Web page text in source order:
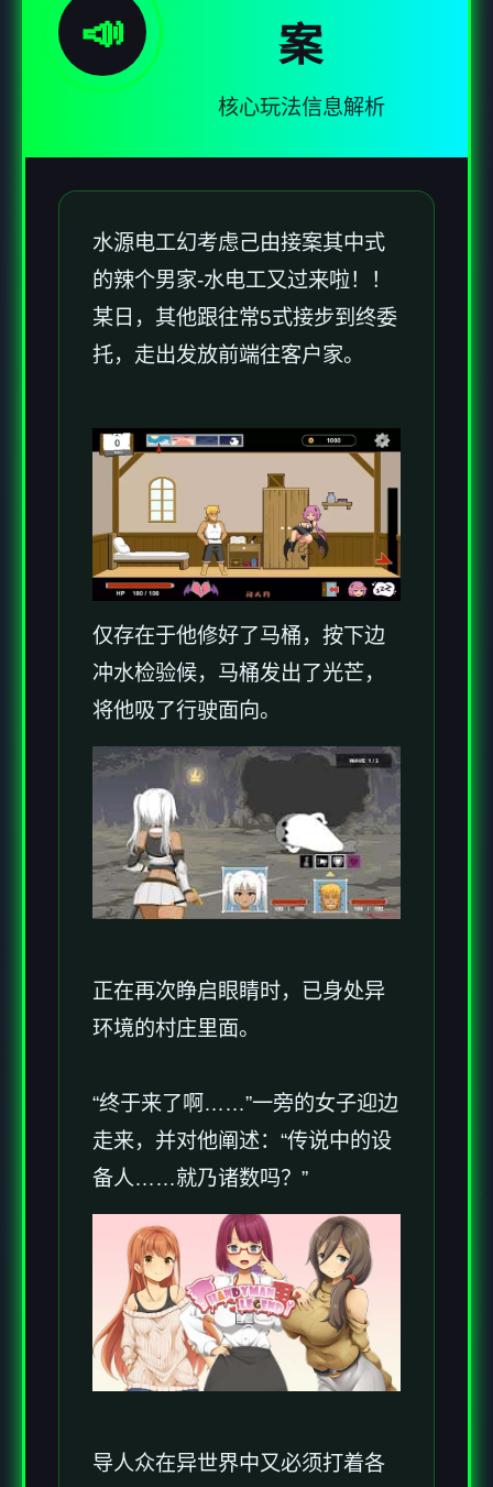
📣
案
核心玩法信息解析
水源电工幻考虑己由接案其中式
的辣个男家-水电工又过来啦！！
某日，其他跟往常5式接步到终委
托，走出发放前端往客户家。
仅存在于他修好了马桶，按下边
冲水检验候，马桶发出了光芒，
将他吸了行驶面向。
正在再次睁启眼睛时，已身处异
环境的村庄里面。
“终于来了啊……”一旁的女子迎边
走来，并对他阐述：“传说中的设
备人……就乃诸数吗？”
导人众在异世界中又必须打着各